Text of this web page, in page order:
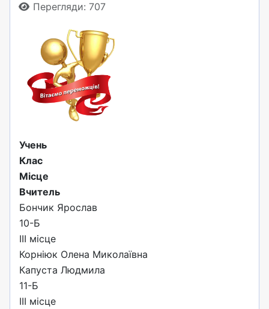
Перегляди: 707
Учень
Клас
Місце
Вчитель
Бончик Ярослав
10-Б
ІІІ місце
Корніюк Олена Миколаївна
Капуста Людмила
11-Б
ІІІ місце